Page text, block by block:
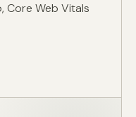
Core Web Vitals